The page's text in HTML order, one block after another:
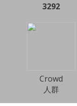
3292
Crowd
人群